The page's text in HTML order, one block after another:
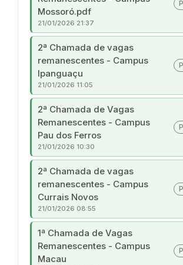
Mossoró.pdf
21/01/2026 21:37
2ª Chamada de vagas
remanescentes - Campus
Ipanguaçu
21/01/2026 11:05
2ª Chamada de Vagas
Remanescentes - Campus
Pau dos Ferros
21/01/2026 10:30
2ª Chamada de vagas
remanescentes - Campus
Currais Novos
21/01/2026 08:55
1ª Chamada de Vagas
Remanescentes - Campus
Macau